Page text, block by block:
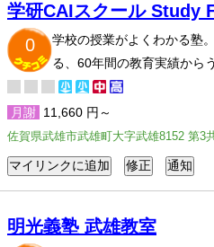
学研CAIスクール Study
0
学校の授業がよくわかる塾
る、60年間の教育実績から
月謝 11,660 円～
佐賀県武雄市武雄町大字武雄8152 第3
明光義塾 武雄教室